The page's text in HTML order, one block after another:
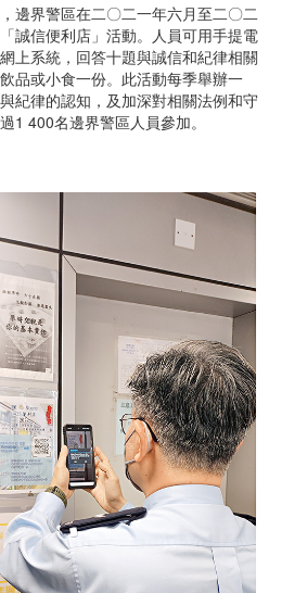
邊界警區在二〇二一年六月至二〇二
誠信便利店」活動。人員可用手提電
上系統，回答十題與誠信和紀律相關
品或小食一份。此活動每季舉辦一
紀律的認知，及加深對相關法例和守
1 400名邊界警區人員參加。